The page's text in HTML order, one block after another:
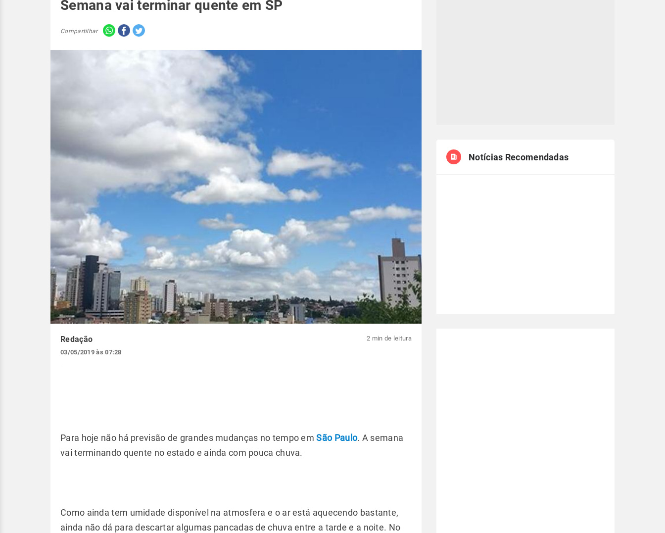
Semana vai terminar quente em SP
Compartilhar
Redação
03/05/2019 às 07:28
2 min de leitura
Para hoje não há previsão de grandes mudanças no tempo emSão Paulo. A semana
vai terminando quente no estado e ainda com pouca chuva.
Como ainda tem umidade disponível na atmosfera e o ar está aquecendo bastante,
ainda não dá para descartar algumas pancadas de chuva entre a tarde e a noite. No
Notícias Recomendadas